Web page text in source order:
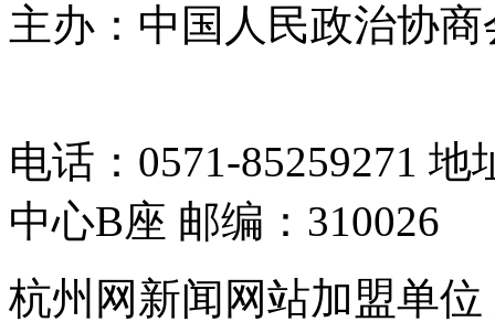
主办：中国人民政治协
电话：0571-85259271
中心B座 邮编：310026
杭州网新闻网站加盟单